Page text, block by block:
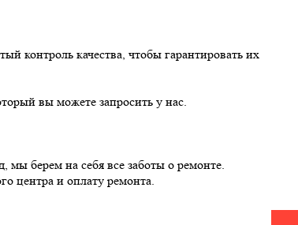
контроль качества, чтобы гарантировать их
вы можете запросить у нас.
берем на себя все заботы о ремонте.
центра и оплату ремонта.